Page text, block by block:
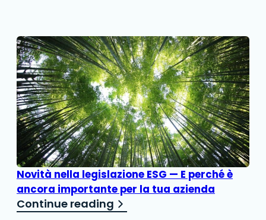
Novità nella legislazione ESG — E perché è
ancora importante per la tua azienda
Continue reading